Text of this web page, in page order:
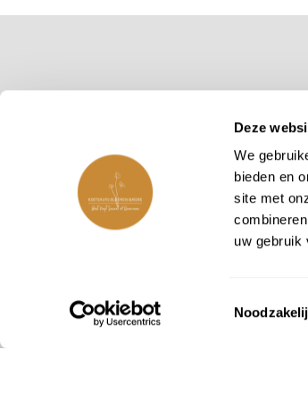
Deze
We
bieden en
site met
uw gebruik